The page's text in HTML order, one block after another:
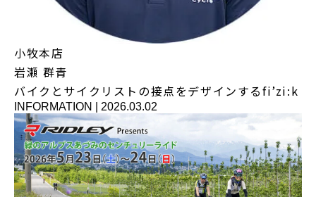
小牧本店
岩瀬 群青
バイクとサイクリストの接点をデザインするfi’zi:k
INFORMATION 2026.03.02